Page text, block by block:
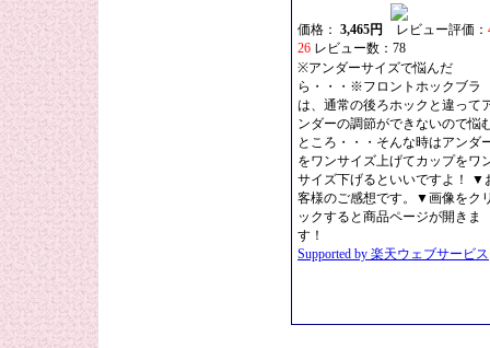
価格： 3,465円 レビュー評価：
26 レビュー数：78
※アンダーサイズで悩んだ
ら・・・※フロントホックブラ
は、通常の後ろホックと違って
ンダーの調節ができないので悩
ところ・・・そんな時はアンダ
をワンサイズ上げてカップをワ
サイズ下げるといいですよ！ ▼
客様のご感想です。▼画像をク
ックすると商品ページが開きま
す！
Supported by 楽天ウェブサービス